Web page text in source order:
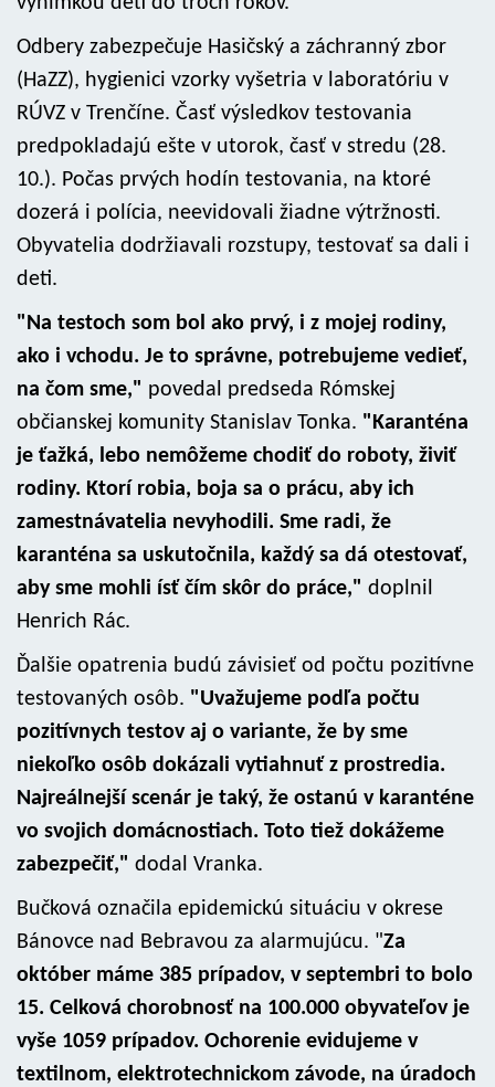
Odbery zabezpečuje Hasičský a záchranný zbor
(HaZZ), hygienici vzorky vyšetria v laboratóriu v
RÚVZ v Trenčíne. Časť výsledkov testovania
predpokladajú ešte v utorok, časť v stredu (28.
10.). Počas prvých hodín testovania, na ktoré
dozerá i polícia, neevidovali žiadne výtržnosti.
Obyvatelia dodržiavali rozstupy, testovať sa dali i
deti.
"Na testoch som bol ako prvý, i z mojej rodiny,
ako i vchodu. Je to správne, potrebujeme vedieť,
na čom sme," povedal predseda Rómskej
občianskej komunity Stanislav Tonka. "Karanténa
je ťažká, lebo nemôžeme chodiť do roboty, živiť
rodiny. Ktorí robia, boja sa o prácu, aby ich
zamestnávatelia nevyhodili. Sme radi, že
karanténa sa uskutočnila, každý sa dá otestovať,
aby sme mohli ísť čím skôr do práce," doplnil
Henrich Rác.
Ďalšie opatrenia budú závisieť od počtu pozitívne
testovaných osôb. "Uvažujeme podľa počtu
pozitívnych testov aj o variante, že by sme
niekoľko osôb dokázali vytiahnuť z prostredia.
Najreálnejší scenár je taký, že ostanú v karanténe
vo svojich domácnostiach. Toto tiež dokážeme
zabezpečiť," dodal Vranka.
Bučková označila epidemickú situáciu v okrese
Bánovce nad Bebravou za alarmujúcu. "Za
október máme 385 prípadov, v septembri to bolo
15. Celková chorobnosť na 100.000 obyvateľov je
vyše 1059 prípadov. Ochorenie evidujeme v
textilnom, elektrotechnickom závode, na úradoch